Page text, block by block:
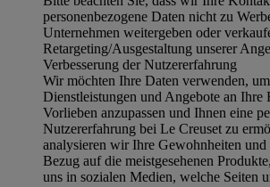
personenbezogene Daten nicht zu
Unternehmen weitergeben oder
Retargeting/Ausgestaltung unserer
Verbesserung der Nutzererfahrung
Wir möchten Ihre Daten verwenden,
Dienstleistungen und Angebote an Ihre
Vorlieben anzupassen und Ihnen eine
Nutzererfahrung bei Le Creuset zu
analysieren wir Ihre Gewohnheiten und
Bezug auf die meistgesehenen
uns in sozialen Medien, welche Seiten